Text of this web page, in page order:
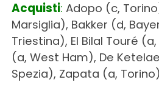
Acquisti: Adopo (c,
Marsiglia), Bakker (d,
Triestina), El Bilal Touré
(a, West Ham), De
Spezia), Zapata (a, Torino)